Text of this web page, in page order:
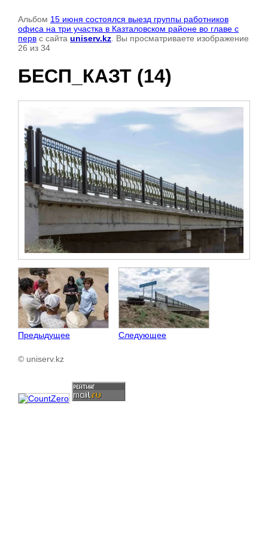
Альбом 15 июня состоялся выезд группы работников
офиса на три участка в Казталовском районе во главе с
перв с сайта uniserv.kz . Вы просматриваете изображение
26 из 34
БЕСП_КАЗТ (14)
Предыдущее Следующее
© uniserv.kz